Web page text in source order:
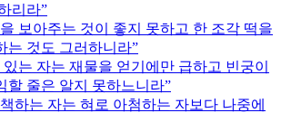
리라
보아주는 것이 좋지 못하고 한 조각 떡을
는 것도 그러하니라
는 자는 재물을 얻기에만 급하고 빈궁이
할 줄은 알지 못하느니라
하는 자는 혀로 아첨하는 자보다 나중에